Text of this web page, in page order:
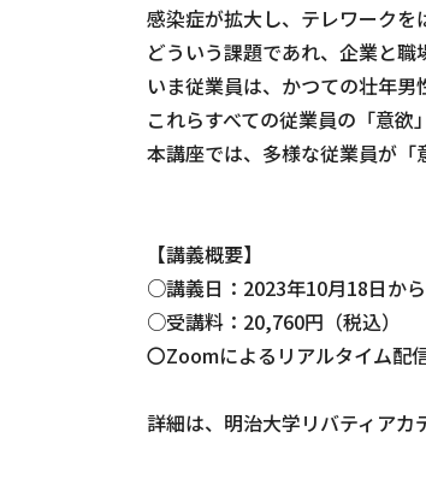
感染症が拡大し、テレワークを
どういう課題であれ、企業と
いま従業員は、かつての壮年
これらすべての従業員の「意欲
本講座では、多様な従業員が「
【講義概要】
○講義日：2023年10月18日か
○受講料：20,760円（税込）
〇Zoomによるリアルタイム配
詳細は、明治大学リバティアカ